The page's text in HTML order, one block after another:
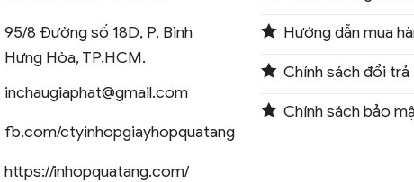
95/8 Đường số 18D, P. Bình
Hưng Hòa, TP.HCM.
inchaugiaphat@gmail.com
fb.com/ctyinhopgiayhopquatang
https://inhopquatang.com/
Hướng dẫn mua
Chính sách đổi trả
Chính sách bảo